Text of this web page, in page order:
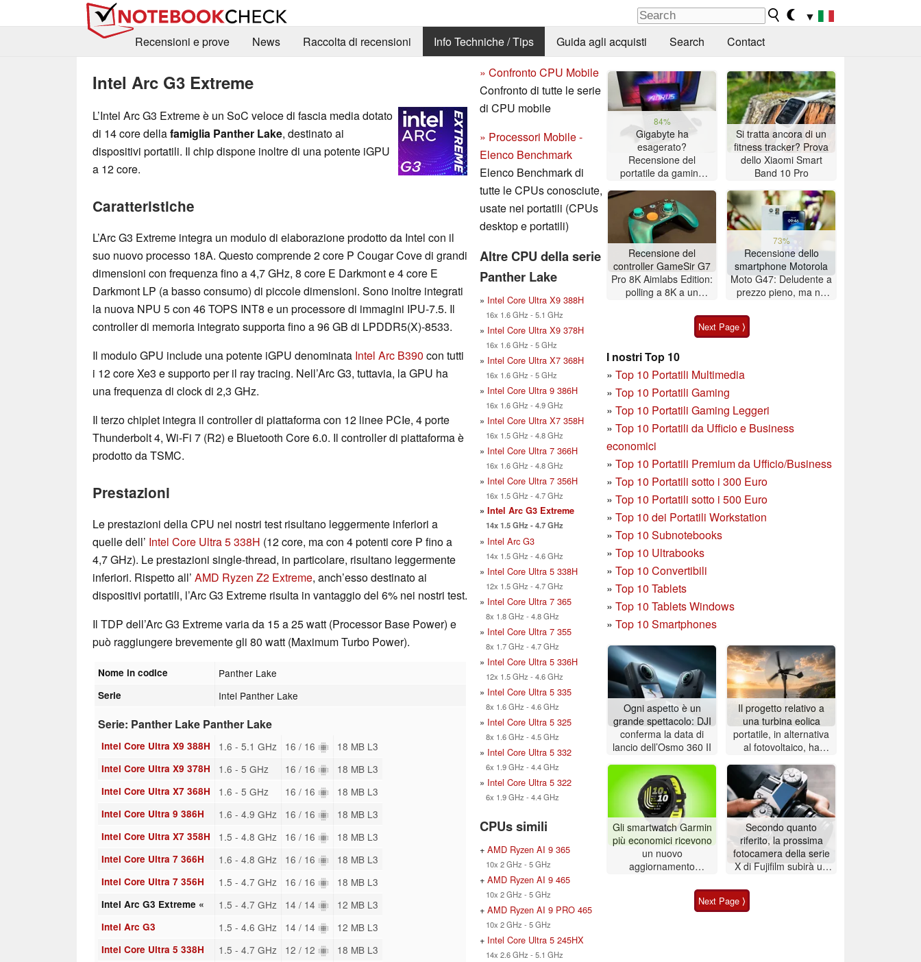
▼
Recensioni e prove
News Raccolta di recensioni Info Techniche / Tips Guida agli acquisti Search Contact
Intel Arc G3 Extreme
L’Intel Arc G3 Extreme è un SoC veloce di fascia media dotato
di 14 core dellafamiglia Panther Lake, destinato ai
dispositivi portatili. Il chip dispone inoltre di una potente iGPU
a 12 core.
Caratteristiche
L’Arc G3 Extreme integra un modulo di elaborazione prodotto da Intel con il
suo nuovo processo 18A. Questo comprende 2 core P Cougar Cove di grandi
dimensioni con frequenza fino a 4,7 GHz, 8 core E Darkmont e 4 core E
Darkmont LP (a basso consumo) di piccole dimensioni. Sono inoltre integrati
la nuova NPU 5 con 46 TOPS INT8 e un processore di immagini IPU-7.5. Il
controller di memoria integrato supporta fino a 96 GB di LPDDR5(X)-8533.
Il modulo GPU include una potente iGPU denominata Intel Arc B390 con tutti
i 12 core Xe3 e supporto per il ray tracing. Nell’Arc G3, tuttavia, la GPU ha
una frequenza di clock di 2,3 GHz.
Il terzo chiplet integra il controller di piattaforma con 12 linee PCIe, 4 porte
Thunderbolt 4, Wi-Fi 7 (R2) e Bluetooth Core 6.0. Il controller di piattaforma è
prodotto da TSMC.
Prestazioni
Le prestazioni della CPU nei nostri test risultano leggermente inferiori a
quelle dell’ Intel Core Ultra 5 338H (12 core, ma con 4 potenti core P fino a
4,7 GHz). Le prestazioni single-thread, in particolare, risultano leggermente
inferiori. Rispetto all’ AMD Ryzen Z2 Extreme, anch’esso destinato ai
dispositivi portatili, l’Arc G3 Extreme risulta in vantaggio del 6% nei nostri test.
Il TDP dell’Arc G3 Extreme varia da 15 a 25 watt (Processor Base Power) e
può raggiungere brevemente gli 80 watt (Maximum Turbo Power).
Nome in codice Panther Lake
Serie Intel Panther Lake
Serie: Panther Lake Panther Lake
Intel Core Ultra X9 388H 1.6 - 5.1 GHz 16 / 16 18 MB L3
Intel Core Ultra X9 378H 1.6 - 5 GHz 16 / 16 18 MB L3
Intel Core Ultra X7 368H 1.6 - 5 GHz 16 / 16 18 MB L3
Intel Core Ultra 9 386H 1.6 - 4.9 GHz 16 / 16 18 MB L3
Intel Core Ultra X7 358H 1.5 - 4.8 GHz 16 / 16 18 MB L3
Intel Core Ultra 7 366H 1.6 - 4.8 GHz 16 / 16 18 MB L3
Intel Core Ultra 7 356H 1.5 - 4.7 GHz 16 / 16 18 MB L3
Intel Arc G3 Extreme « 1.5 - 4.7 GHz 14 / 14 12 MB L3
Intel Arc G3 1.5 - 4.6 GHz 14 / 14 12 MB L3
Intel Core Ultra 5 338H 1.5 - 4.7 GHz 12 / 12 18 MB L3
» Confronto CPU Mobile
Confronto di tutte le serie
di CPU mobile
» Processori Mobile -
Elenco Benchmark
Elenco Benchmark di
tutte le CPUs conosciute,
usate nei portatili (CPUs
desktop e portatili)
Altre CPU della serie
Panther Lake
» Intel Core Ultra X9 388H
16x 1.6 GHz - 5.1 GHz
» Intel Core Ultra X9 378H
16x 1.6 GHz - 5 GHz
» Intel Core Ultra X7 368H
16x 1.6 GHz - 5 GHz
» Intel Core Ultra 9 386H
16x 1.6 GHz - 4.9 GHz
» Intel Core Ultra X7 358H
16x 1.5 GHz - 4.8 GHz
» Intel Core Ultra 7 366H
16x 1.6 GHz - 4.8 GHz
» Intel Core Ultra 7 356H
16x 1.5 GHz - 4.7 GHz
» Intel Arc G3 Extreme
14x 1.5 GHz - 4.7 GHz
» Intel Arc G3
14x 1.5 GHz - 4.6 GHz
» Intel Core Ultra 5 338H
12x 1.5 GHz - 4.7 GHz
» Intel Core Ultra 7 365
8x 1.8 GHz - 4.8 GHz
» Intel Core Ultra 7 355
8x 1.7 GHz - 4.7 GHz
» Intel Core Ultra 5 336H
12x 1.5 GHz - 4.6 GHz
» Intel Core Ultra 5 335
8x 1.6 GHz - 4.6 GHz
» Intel Core Ultra 5 325
8x 1.6 GHz - 4.5 GHz
» Intel Core Ultra 5 332
6x 1.9 GHz - 4.4 GHz
» Intel Core Ultra 5 322
6x 1.9 GHz - 4.4 GHz
CPUs simili
+ AMD Ryzen AI 9 365
10x 2 GHz - 5 GHz
+ AMD Ryzen AI 9 465
10x 2 GHz - 5 GHz
+ AMD Ryzen AI 9 PRO 465
10x 2 GHz - 5 GHz
+ Intel Core Ultra 5 245HX
14x 2.6 GHz - 5.1 GHz
84%
Gigabyte ha
esagerato?
Recensione del
portatile da gaming
AMD Zen 5
Si tratta ancora di un
fitness tracker? Prova
dello Xiaomi Smart
Band 10 Pro
Recensione del
controller GameSir G7
Pro 8K Aimlabs Edition:
polling a 8K a un
73%
Recensione dello
smartphone Motorola
Moto G47: Deludente a
prezzo pieno, ma ne
acquistato in offerta
Next Page ⟩
I nostri Top 10
» Top 10 Portatili Multimedia
» Top 10 Portatili Gaming
» Top 10 Portatili Gaming Leggeri
» Top 10 Portatili da Ufficio e Business
economici
» Top 10 Portatili Premium da Ufficio/Business
» Top 10 Portatili sotto i 300 Euro
» Top 10 Portatili sotto i 500 Euro
» Top 10 dei Portatili Workstation
» Top 10 Subnotebooks
» Top 10 Ultrabooks
» Top 10 Convertibili
» Top 10 Tablets
» Top 10 Tablets Windows
» Top 10 Smartphones
Ogni aspetto è un
grande spettacolo: DJI
conferma la data di
lancio dell’Osmo 360 II
Il progetto relativo a
una turbina eolica
portatile, in alternativa
al fotovoltaico, ha
finanziamento
Gli smartwatch Garmin
più economici ricevono
un nuovo
aggiornamento
Secondo quanto
riferito, la prossima
fotocamera della serie
X di Fujifilm subirà un
Next Page ⟩